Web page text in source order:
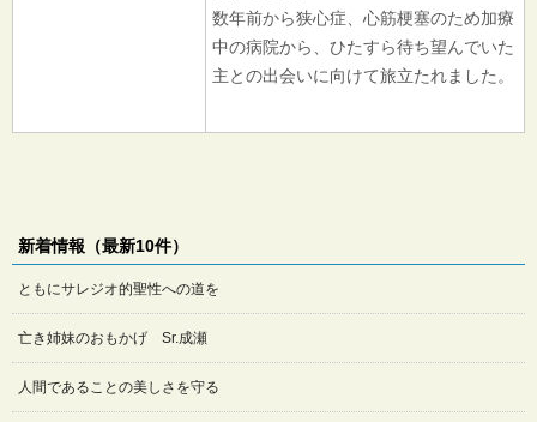
新着情報（最新10件）
ともにサレジオ的聖性への道を
亡き姉妹のおもかげ Sr.成瀬
人間であることの美しさを守る
数年前から狭心症、心筋梗塞のため加療
中の病院から、ひたすら待ち望んでいた
主との出会いに向けて旅立たれました。